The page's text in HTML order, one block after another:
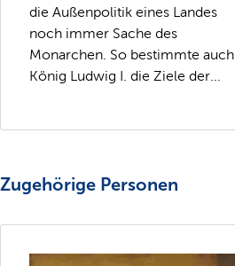
die Außenpolitik eines Landes
noch immer Sache des
Monarchen. So bestimmte auch
König Ludwig I. die Ziele der...
Zugehörige Personen